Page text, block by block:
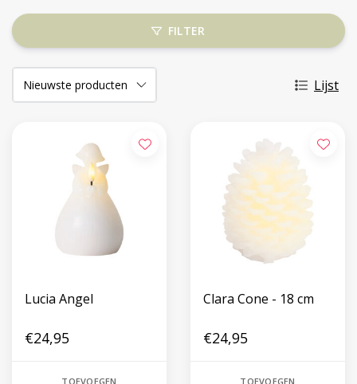
FILTER
Lijst
Lucia Angel
€24,95
TOEVOEGEN
Clara Cone - 18 cm
€24,95
TOEVOEGEN